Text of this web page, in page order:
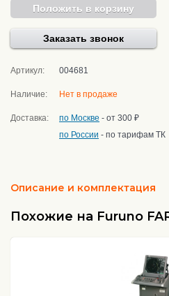
Положить в корзину
Заказать звонок
Артикул: 004681
Наличие: Нет в продаже
Доставка: по Москве - от 300 ₽
по России - по тарифам ТК
Описание и комплектация
Похожие на Furuno